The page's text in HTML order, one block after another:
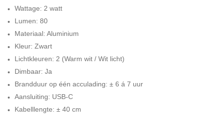
Wattage: 2 watt
Lumen: 80
Materiaal: Aluminium
Kleur: Zwart
Lichtkleuren: 2 (Warm wit / Wit licht)
Dimbaar: Ja
Brandduur op één acculading: ± 6 á 7 uur
Aansluiting: USB-C
Kabelllengte: ± 40 cm